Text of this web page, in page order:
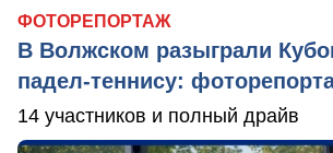
ФОТОРЕПОРТАЖ
В Волжском разыграли
падел-теннису:
14 участников и полный драйв